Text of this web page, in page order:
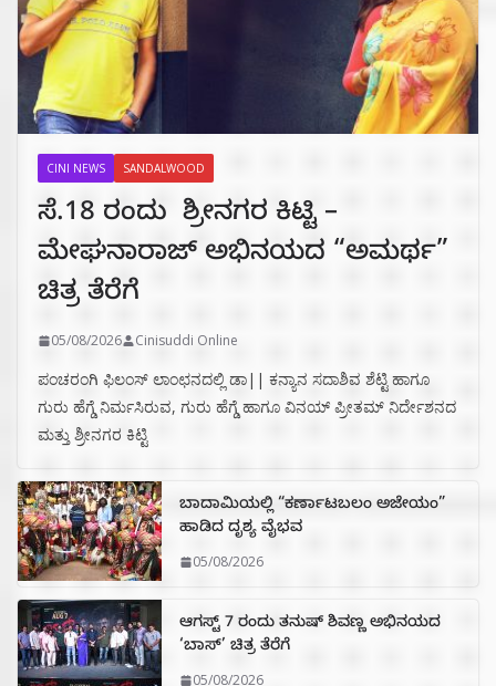
CINI NEWS SANDALWOOD
ಸೆ.18 ರಂದು ಶ್ರೀನಗರ ಕಿಟ್ಟಿ –
ಮೇಘನಾರಾಜ್ ಅಭಿನಯದ “ಅಮರ್ಥ”
ಚಿತ್ರ ತೆರೆಗೆ
05/08/2026 Cinisuddi Online
ಪಂಚರಂಗಿ ಫಿಲಂಸ್ ಲಾಂಛನದಲ್ಲಿ ಡಾ|| ಕನ್ಯಾನ ಸದಾಶಿವ ಶೆಟ್ಟಿ ಹಾಗೂ
ಗುರು ಹೆಗ್ಡೆ ನಿರ್ಮಸಿರುವ, ಗುರು ಹೆಗ್ಡೆ ಹಾಗೂ ವಿನಯ್ ಪ್ರೀತಮ್ ನಿರ್ದೇಶನದ
ಮತ್ತು ಶ್ರೀನಗರ ಕಿಟ್ಟಿ
ಬಾದಾಮಿಯಲ್ಲಿ “ಕರ್ಣಾಟಬಲಂ ಅಜೇಯಂ”
ಹಾಡಿದ ದೃಶ್ಯ ವೈಭವ
05/08/2026
ಆಗಸ್ಟ್ 7 ರಂದು ತನುಷ್ ಶಿವಣ್ಣ ಅಭಿನಯದ
‘ಬಾಸ್’ ಚಿತ್ರ ತೆರೆಗೆ
05/08/2026